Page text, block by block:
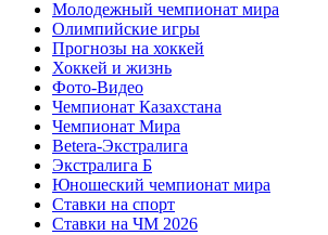
Молодежный чемпионат мира
Олимпийские игры
Прогнозы на хоккей
Хоккей и жизнь
Фото-Видео
Чемпионат Казахстана
Чемпионат Мира
Betera-Экстралига
Экстралига Б
Юношеский чемпионат мира
Ставки на спорт
Ставки на ЧМ 2026